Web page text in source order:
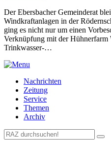
Der Ebersbacher Gemeinderat
Windkraftanlagen in der
ging es nicht nur um einen
Verknüpfung mit der Hühnerfarm
Trinkwasser-…
Nachrichten
Zeitung
Service
Themen
Archiv